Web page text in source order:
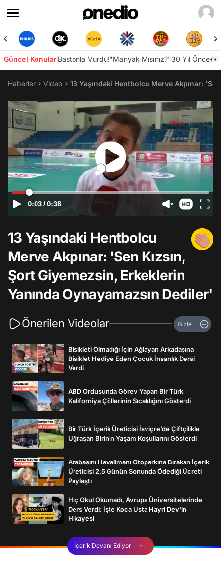
Güncel KonularBastonla Vurdu!"Manyak Mısınız?"30 Yıl Önce👀
Haberler Video 13 Yaşındaki Hentbolcu Merve Akpınar:
0:03/0:38
13 Yaşındaki Hentbolcu
Merve Akpınar: 'Sen Kızsın,
Şort Giyemezsin, Erkeklerin
Yanında Oynayamazsın Dediler'
Önerilen Videolar Gizle
Bisikleti Olmadığı İçin Ağlayan Arkadaşına
Bisiklet Hediye Eden Çocuk İnsanlık Dersi
Verdi
ABD Ordusunda Görev Yapan Bir Türk,
Kaliforniya Çöllerinin Sıcaklığını Gösterdi
Bir Türk İçerik Üreticisi İsviçre’de Çiftçilikle
Uğraşan Birinin Yaşam Koşullarını Gösterdi
Arabasını Havalimanı Otoparkına Bırakan İçerik
Üreticisi 2,5 Günün Sonunda Ödediği Ücreti
Paylaştı
Hiç Okul Okumadı, Avrupa Üniversitelerinde
Ders Verdi: İşte Koca Usta Hayri Dev'in
Hikayesi
İçerik Devam Ediyor